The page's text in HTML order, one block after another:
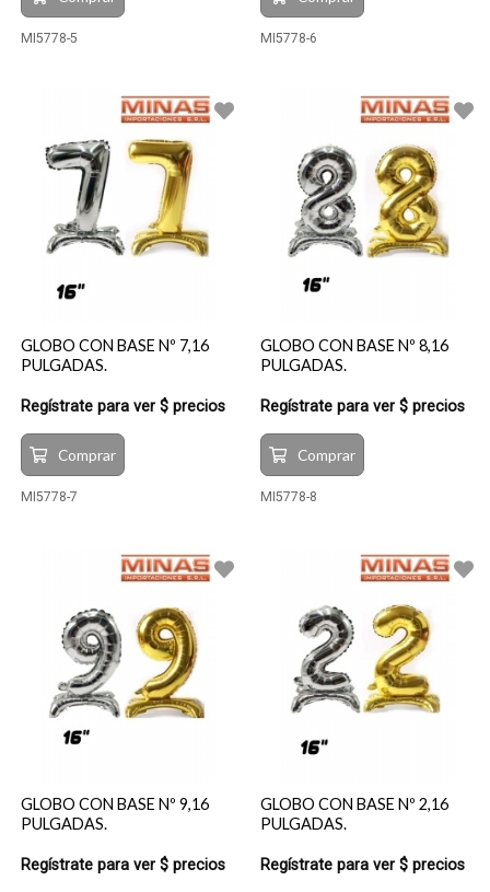
MI5778-5 MI5778-6
GLOBO CON BASE Nº 7,16
PULGADAS.
Regístrate para ver $ precios
Comprar
MI5778-7
GLOBO CON BASE Nº 8,16
PULGADAS.
Regístrate para ver $ precios
Comprar
MI5778-8
GLOBO CON BASE Nº 9,16
PULGADAS.
Regístrate para ver $ precios
GLOBO CON BASE Nº 2,16
PULGADAS.
Regístrate para ver $ precios